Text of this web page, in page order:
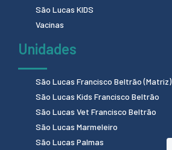
São Lucas KIDS
Vacinas
Unidades
São Lucas Francisco Beltrão (Matriz)
São Lucas Kids Francisco Beltrão
São Lucas Vet Francisco Beltrão
São Lucas Marmeleiro
São Lucas Palmas